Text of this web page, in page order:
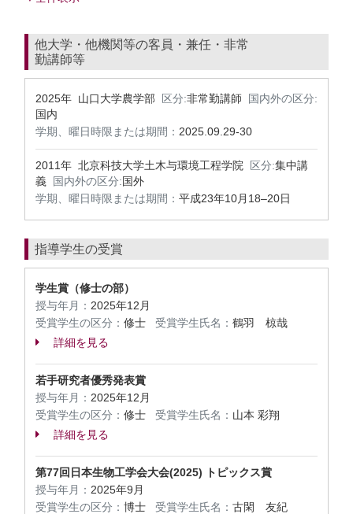
他大学・他機関等の客員・兼任・非常
勤講師等
2025年 山口大学農学部 区分:非常勤講師
国内外の区分:
国内
学期、曜日時限または期間： 2025.09.29-30
2011年 北京科技大学土木与環境工程学院 区分:集中講
義
国内外の区分:国外
学期、曜日時限または期間： 平成23年10月18–20日
指導学生の受賞
学生賞（修士の部）
授与年月： 2025年12月
受賞学生の区分： 修士 受賞学生氏名： 鶴羽 椋哉
詳細を見る
若手研究者優秀発表賞
授与年月： 2025年12月
受賞学生の区分： 修士 受賞学生氏名： 山本 彩翔
詳細を見る
第77回日本生物工学会大会(2025) トピックス賞
授与年月： 2025年9月
受賞学生の区分： 博士 受賞学生氏名： 古閑 友紀